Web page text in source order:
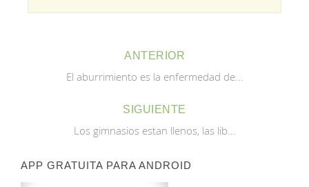
ANTERIOR
El aburrimiento es la enfermedad de...
SIGUIENTE
Los gimnasios estan llenos, las lib...
APP GRATUITA PARA ANDROID